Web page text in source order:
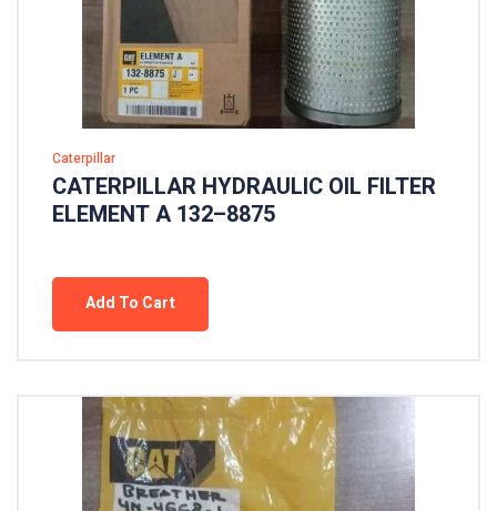
Caterpillar
CATERPILLAR HYDRAULIC OIL FILTER
ELEMENT A 132–8875
Add To Cart